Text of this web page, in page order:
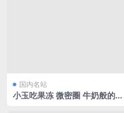
国内名站
小玉吃果冻 微密圈 牛奶般的